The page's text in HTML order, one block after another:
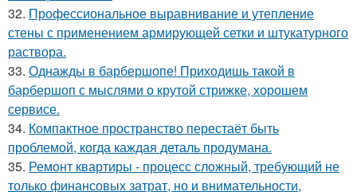
32. Профессиональное выравнивание и утепление
стены с применением армирующей сетки и штукатурного
раствора.
33. Однажды в барбершопе! Приходишь такой в
барбершоп с мыслями о крутой стрижке, хорошем
сервисе.
34. Компактное пространство перестаёт быть
проблемой, когда каждая деталь продумана.
35. Ремонт квартиры - процесс сложный, требующий не
только финансовых затрат, но и внимательности,